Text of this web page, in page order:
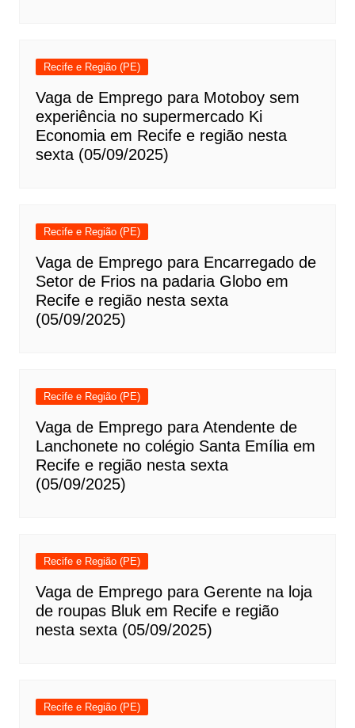
Recife e Região (PE)
Vaga de Emprego para Motoboy sem
experiência no supermercado Ki
Economia em Recife e região nesta
sexta (05/09/2025)
Recife e Região (PE)
Vaga de Emprego para Encarregado de
Setor de Frios na padaria Globo em
Recife e região nesta sexta
(05/09/2025)
Recife e Região (PE)
Vaga de Emprego para Atendente de
Lanchonete no colégio Santa Emília em
Recife e região nesta sexta
(05/09/2025)
Recife e Região (PE)
Vaga de Emprego para Gerente na loja
de roupas Bluk em Recife e região
nesta sexta (05/09/2025)
Recife e Região (PE)